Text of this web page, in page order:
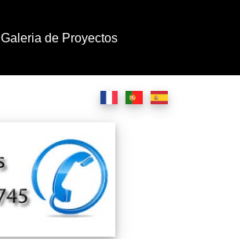
Galeria de Proyectos